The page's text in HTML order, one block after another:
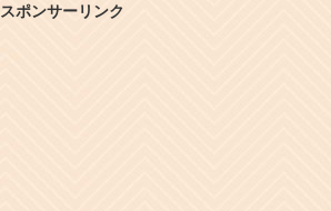
スポンサーリンク